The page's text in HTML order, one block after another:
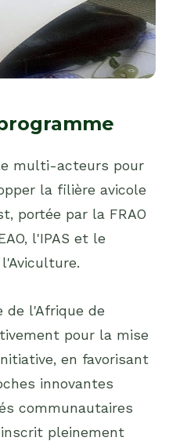
multi-acteurs pour
la filière avicole
portée par la FRAO
l'IPAS et le
de l'Afrique de
pour la mise
en favorisant
innovantes
communautaires
pleinement